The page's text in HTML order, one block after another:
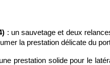
: un sauvetage et deux
la prestation délicate du
prestation solide pour le